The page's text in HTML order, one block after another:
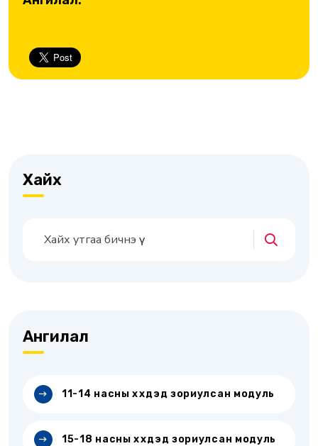
Хайх
Ангилал
11-14 насны хүүхдэд зориулсан модуль
15-18 насны хүүхдэд зориулсан модуль